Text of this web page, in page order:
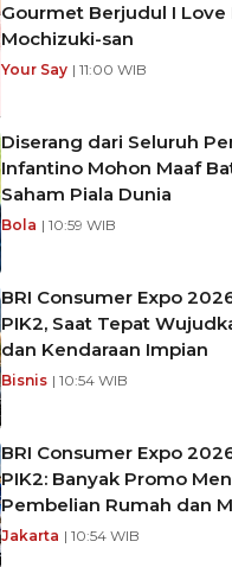
Gourmet Berjudul I Love
Mochizuki-san
Your Say | 11:00 WIB
Diserang dari Seluruh
Infantino Mohon Maaf
Saham Piala Dunia
Bola | 10:59 WIB
BRI Consumer Expo
PIK2, Saat Tepat
dan Kendaraan Impian
Bisnis | 10:54 WIB
BRI Consumer Expo
PIK2: Banyak Promo
Pembelian Rumah dan
Jakarta | 10:54 WIB